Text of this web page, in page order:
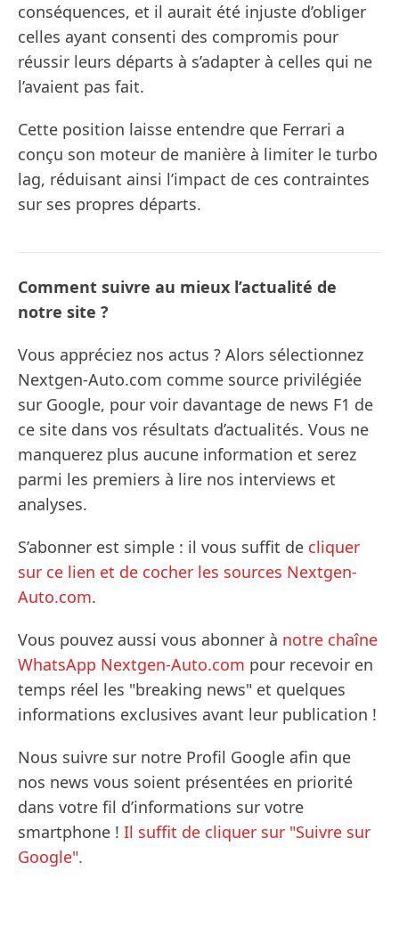
conséquences, et il aurait été injuste d’obliger
celles ayant consenti des compromis pour
réussir leurs départs à s’adapter à celles qui ne
l’avaient pas fait.
Cette position laisse entendre que Ferrari a
conçu son moteur de manière à limiter le turbo
lag, réduisant ainsi l’impact de ces contraintes
sur ses propres départs.
Comment suivre au mieux l’actualité de
notre site ?
Vous appréciez nos actus ? Alors sélectionnez
Nextgen-Auto.com comme source privilégiée
sur Google, pour voir davantage de news F1 de
ce site dans vos résultats d’actualités. Vous ne
manquerez plus aucune information et serez
parmi les premiers à lire nos interviews et
analyses.
S’abonner est simple : il vous suffit de cliquer
sur ce lien et de cocher les sources Nextgen-
Auto.com.
Vous pouvez aussi vous abonner à notre chaîne
WhatsApp Nextgen-Auto.com pour recevoir en
temps réel les "breaking news" et quelques
informations exclusives avant leur publication !
Nous suivre sur notre Profil Google afin que
nos news vous soient présentées en priorité
dans votre fil d’informations sur votre
smartphone ! Il suffit de cliquer sur "Suivre sur
Google".